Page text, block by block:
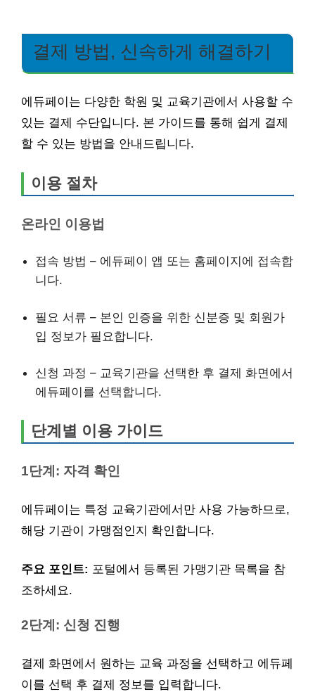
결제 방법, 신속하게 해결하기
에듀페이는 다양한 학원 및 교육기관에서 사용할 수
있는 결제 수단입니다. 본 가이드를 통해 쉽게 결제
할 수 있는 방법을 안내드립니다.
이용 절차
온라인 이용법
접속 방법 – 에듀페이 앱 또는 홈페이지에 접속합
니다.
필요 서류 – 본인 인증을 위한 신분증 및 회원가
입 정보가 필요합니다.
신청 과정 – 교육기관을 선택한 후 결제 화면에서
에듀페이를 선택합니다.
단계별 이용 가이드
1단계: 자격 확인
에듀페이는 특정 교육기관에서만 사용 가능하므로,
해당 기관이 가맹점인지 확인합니다.
주요 포인트: 포털에서 등록된 가맹기관 목록을 참
조하세요.
2단계: 신청 진행
결제 화면에서 원하는 교육 과정을 선택하고 에듀페
이를 선택 후 결제 정보를 입력합니다.